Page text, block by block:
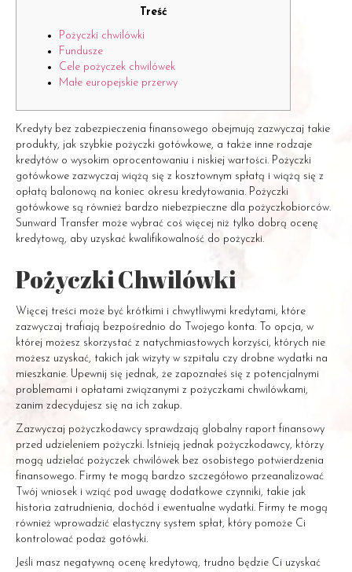
Treść
Pożyczki chwilówki
Fundusze
Cele pożyczek chwilówek
Małe europejskie przerwy
Kredyty bez zabezpieczenia finansowego obejmują zazwyczaj takie
produkty, jak szybkie pożyczki gotówkowe, a także inne rodzaje
kredytów o wysokim oprocentowaniu i niskiej wartości. Pożyczki
gotówkowe zazwyczaj wiążą się z kosztownym spłatą i wiążą się z
opłatą balonową na koniec okresu kredytowania. Pożyczki
gotówkowe są również bardzo niebezpieczne dla pożyczkobiorców.
Sunward Transfer może wybrać coś więcej niż tylko dobrą ocenę
kredytową, aby uzyskać kwalifikowalność do pożyczki.
Pożyczki Chwilówki
Więcej treści może być krótkimi i chwytliwymi kredytami, które
zazwyczaj trafiają bezpośrednio do Twojego konta. To opcja, w
której możesz skorzystać z natychmiastowych korzyści, których nie
możesz uzyskać, takich jak wizyty w szpitalu czy drobne wydatki na
mieszkanie. Upewnij się jednak, że zapoznałeś się z potencjalnymi
problemami i opłatami związanymi z pożyczkami chwilówkami,
zanim zdecydujesz się na ich zakup.
Zazwyczaj pożyczkodawcy sprawdzają globalny raport finansowy
przed udzieleniem pożyczki. Istnieją jednak pożyczkodawcy, którzy
mogą udzielać pożyczek chwilówek bez osobistego potwierdzenia
finansowego. Firmy te mogą bardzo szczegółowo przeanalizować
Twój wniosek i wziąć pod uwagę dodatkowe czynniki, takie jak
historia zatrudnienia, dochód i ewentualne wydatki. Firmy te mogą
również wprowadzić elastyczny system spłat, który pomoże Ci
kontrolować podaż gotówki.
Jeśli masz negatywną ocenę kredytową, trudno będzie Ci uzyskać